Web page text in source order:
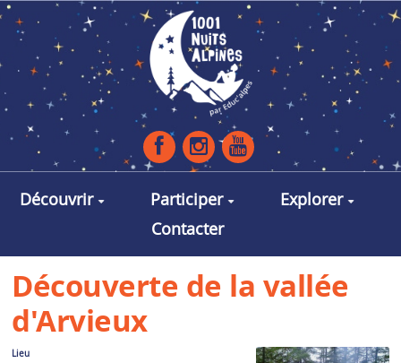
Aller au contenu principal
Découvrir Participer
Explorer
Contacter
Découverte de la vallée
d'Arvieux
Lieu